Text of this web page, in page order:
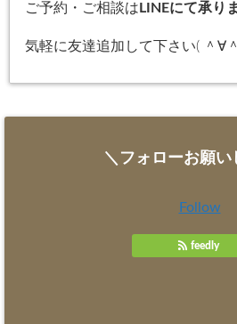
ご予約・ご相談は LINEにて承り
気軽に友達追加して下さい( ＾∀
＼フォローお願い
Follow
feedly